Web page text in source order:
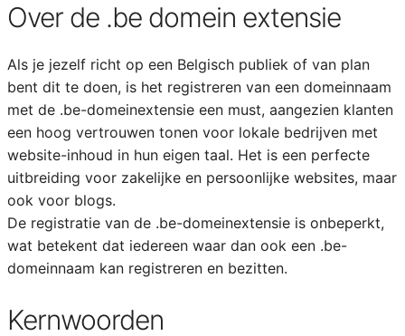
Over de .be domein extensie
Als je jezelf richt op een Belgisch publiek of van plan
bent dit te doen, is het registreren van een domeinnaam
met de .be-domeinextensie een must, aangezien klanten
een hoog vertrouwen tonen voor lokale bedrijven met
website-inhoud in hun eigen taal. Het is een perfecte
uitbreiding voor zakelijke en persoonlijke websites, maar
ook voor blogs.
De registratie van de .be-domeinextensie is onbeperkt,
wat betekent dat iedereen waar dan ook een .be-
domeinnaam kan registreren en bezitten.
Kernwoorden